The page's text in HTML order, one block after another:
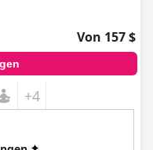
suchen, der dennoch
Von 157 $
+4